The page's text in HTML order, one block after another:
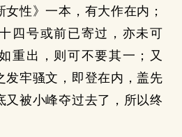
女性》一本，有大作在内；
四号或前已寄过，亦未可
重出，则可不要其一；又
发牢骚文，即登在内，盖先
又被小峰夺过去了，所以终